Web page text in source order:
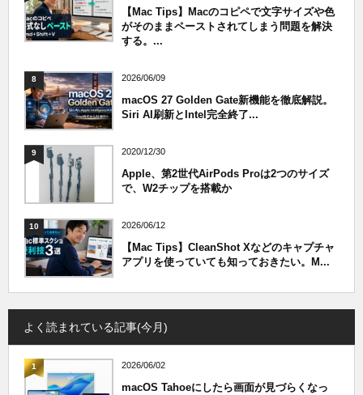
【Mac Tips】Macのコピペで文字サイズや色
がそのままペーストされてしまう問題を解決
する。...
8 2026/06/09
macOS 27 Golden Gate新機能を徹底解説。
Siri AI刷新とIntel完全終了...
9 2020/12/30
Apple、第2世代AirPods Proは2つのサイズ
で、W2チップを搭載か
10 2026/06/12
【Mac Tips】CleanShot Xなどのキャプチャ
アプリを使っていても知っておきたい。M...
よく読まれている記事(今月)
1 2026/06/02
macOS Tahoeにしたら画面が見づらくなっ